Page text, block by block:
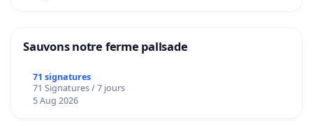
Sauvons notre ferme pallsade
71 signatures
71 Signatures / 7 jours
5 Aug 2026